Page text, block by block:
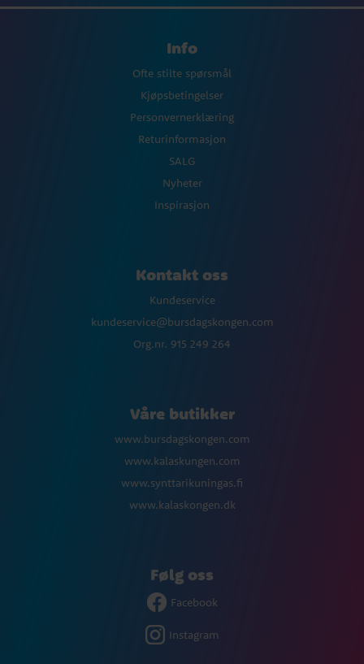
Info
Ofte stilte spørsmål
Kjøpsbetingelser
Personvernerklæring
Returinformasjon
SALG
Nyheter
Inspirasjon
Kontakt oss
Kundeservice
kundeservice@bursdagskongen.com
Org.nr. 915 249 264
Våre butikker
www.bursdagskongen.com
www.kalaskungen.com
www.synttarikuningas.fi
www.kalaskongen.dk
Følg oss
Facebook
Instagram